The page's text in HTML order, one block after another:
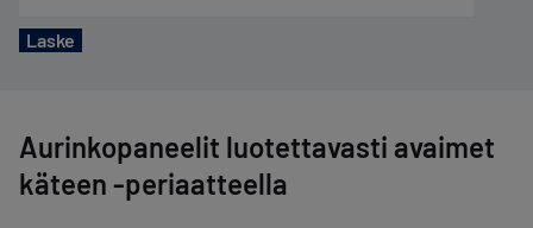
Aurinkopaneelit luotettavasti avaimet
käteen -periaatteella